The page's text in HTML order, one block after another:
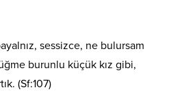
sessizce, ne bulursam
burunlu küçük kız gibi,
(Sf:107)